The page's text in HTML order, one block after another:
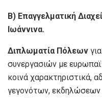
Β) Επαγγελματική
Ιωάννινα.
Διπλωματία Πόλεων
συνεργασιών με
κοινά χαρακτηριστικά,
γεγονότων, εκδηλώσεων